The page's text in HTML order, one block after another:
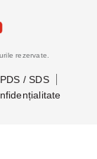
rezervate.
PDS / SDS